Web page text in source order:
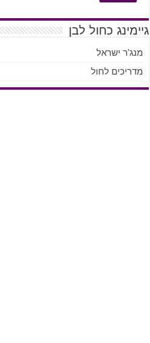
גיימינג כחול לבן
מנג'ר ישראל
מדריכים לחול